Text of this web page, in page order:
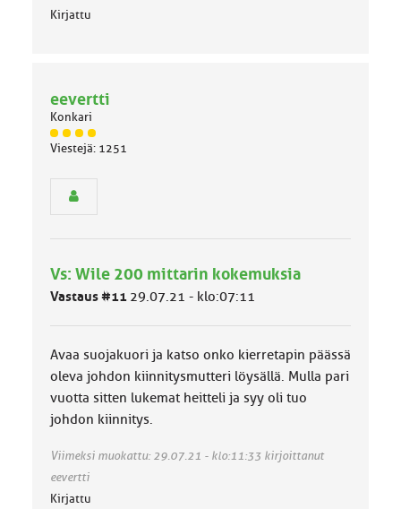
Kirjattu
eevertti
Konkari
J
ä
m
ä
k
k
a
Viestejä: 1251
Vs: Wile 200 mittarin kokemuksia
Vastaus #11 29.07.21 - klo:07:11
Avaa suojakuori ja katso onko kierretapin päässä
oleva johdon kiinnitysmutteri löysällä. Mulla pari
vuotta sitten lukemat heitteli ja syy oli tuo
johdon kiinnitys.
Viimeksi muokattu: 29.07.21 - klo:11:33 kirjoittanut
eevertti
Kirjattu